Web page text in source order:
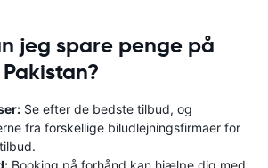
jeg spare penge på
Se efter de bedste tilbud, og
fra forskellige biludlejningsfirmaer for
Booking på forhånd kan hjælpe dig med